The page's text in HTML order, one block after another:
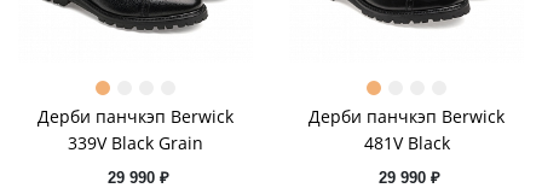
Дерби панчкэп Berwick
339V Black Grain
29 990 ₽
Дерби панчкэп Berwick
481V Black
29 990 ₽